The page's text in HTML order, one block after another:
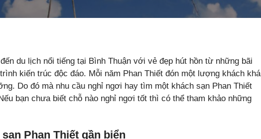
du lịch nổi tiếng tại Bình Thuận với vẻ đẹp hút hồn từ những bãi
kiến trúc độc đáo. Mỗi năm Phan Thiết đón một lượng khách khá
Do đó mà nhu cầu nghỉ ngơi hay tìm một khách sạn Phan Thiết
bạn chưa biết chỗ nào nghỉ ngơi tốt thì có thể tham khảo những
Phan Thiết gần biển